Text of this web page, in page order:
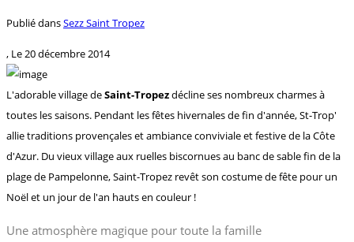
Publié dansSezz Saint Tropez
, Le20 décembre 2014
L'adorable village deSaint-Tropezdécline ses nombreux charmes à
toutes les saisons. Pendant les fêtes hivernales de fin d'année, St-Trop'
allie traditions provençales et ambiance conviviale et festive de la Côte
d'Azur. Du vieux village aux ruelles biscornues au banc de sable fin de la
plage de Pampelonne, Saint-Tropez revêt son costume de fête pour un
Noël et un jour de l'an hauts en couleur !
Une atmosphère magique pour toute la famille